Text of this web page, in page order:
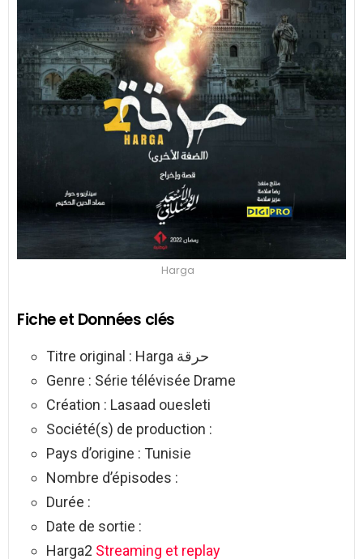
Harga
Fiche et Données clés
Genre : Série télévisée Drame
Création : Lasaad ouesleti
Société(s) de production :
Pays d’origine : Tunisie
Nombre d’épisodes :
Durée :
Date de sortie :
Harga2 Streaming et replay